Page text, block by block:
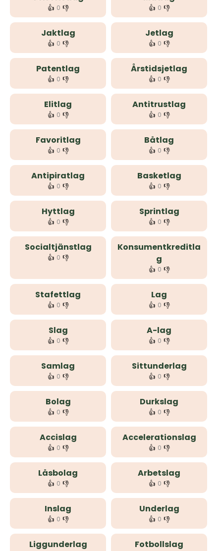
👍 0 👎 👍 0 👎
Jaktlag
👍 0 👎
Jetlag
👍 0 👎
Patentlag
👍 0 👎
Årstidsjetlag
👍 0 👎
Elitlag
👍 0 👎
Antitrustlag
👍 0 👎
Favoritlag
👍 0 👎
Båtlag
👍 0 👎
Antipiratlag
👍 0 👎
Basketlag
👍 0 👎
Hyttlag
👍 0 👎
Sprintlag
👍 0 👎
Socialtjänstlag
👍 0 👎
Konsumentkreditla
g
👍 0 👎
Stafettlag
👍 0 👎
Lag
👍 0 👎
Slag
👍 0 👎
A-lag
👍 0 👎
Samlag
👍 0 👎
Sittunderlag
👍 0 👎
Bolag
👍 0 👎
Durkslag
👍 0 👎
Accislag
👍 0 👎
Accelerationslag
👍 0 👎
Låsbolag
👍 0 👎
Arbetslag
👍 0 👎
Inslag
👍 0 👎
Underlag
👍 0 👎
Liggunderlag Fotbollslag